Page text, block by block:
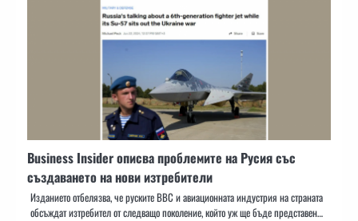
Business Insider описва проблемите на Русия със
създаването на нови изтребители
Изданието отбелязва, че руските ВВС и авиационната индустрия на страната
обсъждат изтребител от следващо поколение, който уж ще бъде представен…